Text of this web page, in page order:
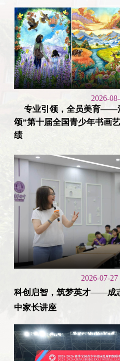
2026-
专业引领，全员美育——
颂”第十届全国青少年书画
绩
2026-07-27
科创启智，筑梦英才——成
中家长讲座